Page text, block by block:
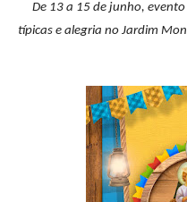
De 13 a 15 de junho,
típicas e alegria no Jardim